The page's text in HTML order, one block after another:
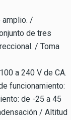
amplio. /
de tres
/ Toma
a 240 V de CA.
funcionamiento:
de -25 a 45
/ Altitud